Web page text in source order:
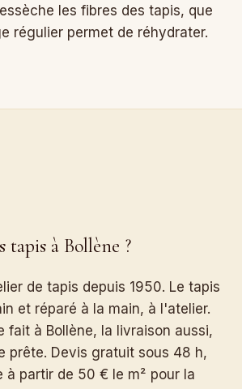
les fibres des tapis, que
régulier permet de réhydrater.
tapis à Bollène ?
de tapis depuis 1950. Le tapis
et réparé à la main, à l'atelier.
fait à Bollène, la livraison aussi,
prête. Devis gratuit sous 48 h,
à partir de 50 € le m² pour la